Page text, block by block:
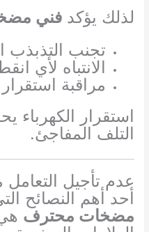
لذلك يؤكدفني
تجنب التذبذب
الانتباه لأي
مراقبة
استقرار
التلف المفاجئ.
عدم تأجيل التعامل
أحد أهم النصائح
مضخات محترف